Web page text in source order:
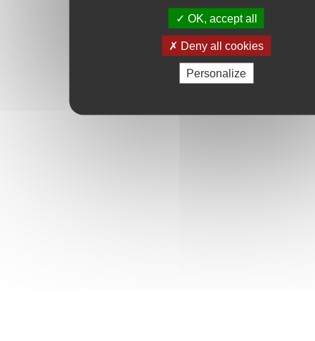
OK, accept all
Deny all cookies
Personalize